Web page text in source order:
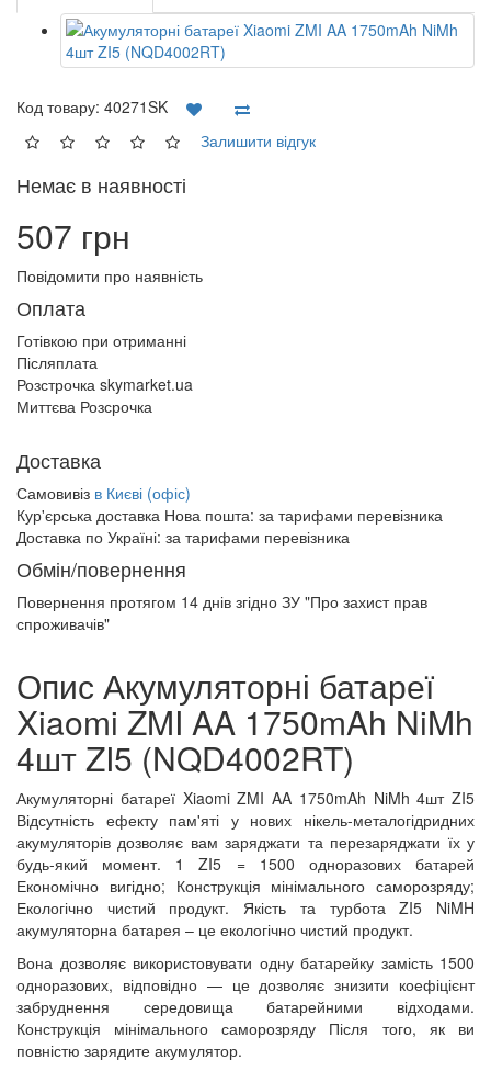
Код товару: 40271SK
Залишити відгук
Немає в наявності
507 грн
Повідомити про наявність
Оплата
Готівкою при отриманні
Післяплата
Розстрочка skymarket.ua
Миттєва Розсрочка
Доставка
Самовивіз в Києві (офіс)
Кур'єрська доставка Нова пошта: за тарифами перевізника
Доставка по Україні: за тарифами перевізника
Обмін/повернення
Повернення протягом 14 днів згідно ЗУ "Про захист прав
спроживачів"
Опис Акумуляторні батареї
Xiaomi ZMI AA 1750mAh NiMh
4шт ZI5 (NQD4002RT)
Акумуляторні батареї Xiaomi ZMI AA 1750mAh NiMh 4шт ZI5
Відсутність ефекту пам'яті у нових нікель-металогідридних
акумуляторів дозволяє вам заряджати та перезаряджати їх у
будь-який момент. 1 ZI5 = 1500 одноразових батарей
Економічно вигідно; Конструкція мінімального саморозряду;
Екологічно чистий продукт. Якість та турбота ZI5 NiMH
акумуляторна батарея – це екологічно чистий продукт.
Вона дозволяє використовувати одну батарейку замість 1500
одноразових, відповідно — це дозволяє знизити коефіцієнт
забруднення середовища батарейними відходами.
Конструкція мінімального саморозряду Після того, як ви
повністю зарядите акумулятор.